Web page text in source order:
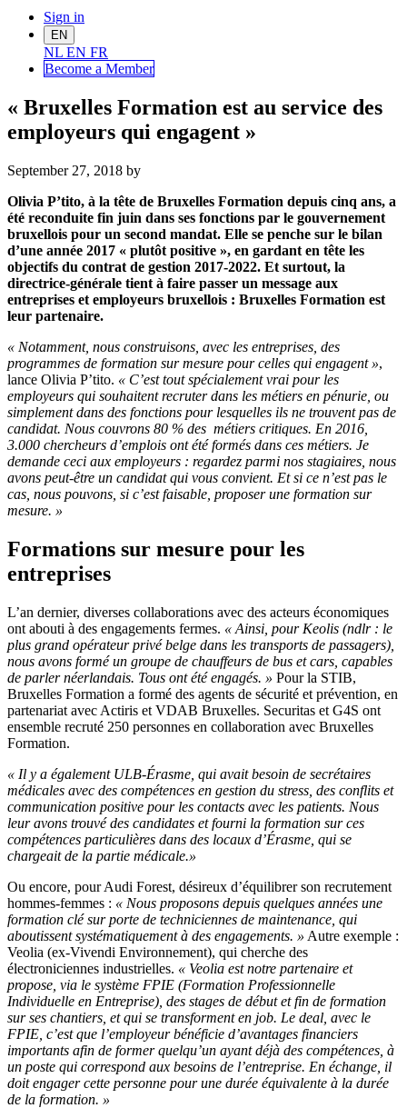
Sign in
EN
NL EN FR
Become a Member
« Bruxelles Formation est au service des
employeurs qui engagent »
September 27, 2018 by
Olivia P’tito, à la tête de Bruxelles Formation depuis cinq ans, a
été reconduite fin juin dans ses fonctions par le gouvernement
bruxellois pour un second mandat. Elle se penche sur le bilan
d’une année 2017 « plutôt positive », en gardant en tête les
objectifs du contrat de gestion 2017-2022. Et surtout, la
directrice-générale tient à faire passer un message aux
entreprises et employeurs bruxellois : Bruxelles Formation est
leur partenaire.
« Notamment, nous construisons, avec les entreprises, des
programmes de formation sur mesure pour celles qui engagent »,
lance Olivia P’tito. « C’est tout spécialement vrai pour les
employeurs qui souhaitent recruter dans les métiers en pénurie, ou
simplement dans des fonctions pour lesquelles ils ne trouvent pas de
candidat. Nous couvrons 80 % des métiers critiques. En 2016,
3.000 chercheurs d’emplois ont été formés dans ces métiers. Je
demande ceci aux employeurs : regardez parmi nos stagiaires, nous
avons peut-être un candidat qui vous convient. Et si ce n’est pas le
cas, nous pouvons, si c’est faisable, proposer une formation sur
mesure. »
Formations sur mesure pour les
entreprises
L’an dernier, diverses collaborations avec des acteurs économiques
ont abouti à des engagements fermes. « Ainsi, pour Keolis (ndlr : le
plus grand opérateur privé belge dans les transports de passagers),
nous avons formé un groupe de chauffeurs de bus et cars, capables
de parler néerlandais. Tous ont été engagés. » Pour la STIB,
Bruxelles Formation a formé des agents de sécurité et prévention, en
partenariat avec Actiris et VDAB Bruxelles. Securitas et G4S ont
ensemble recruté 250 personnes en collaboration avec Bruxelles
Formation.
« Il y a également ULB-Érasme, qui avait besoin de secrétaires
médicales avec des compétences en gestion du stress, des conflits et
communication positive pour les contacts avec les patients. Nous
leur avons trouvé des candidates et fourni la formation sur ces
compétences particulières dans des locaux d’Érasme, qui se
chargeait de la partie médicale.»
Ou encore, pour Audi Forest, désireux d’équilibrer son recrutement
hommes-femmes : « Nous proposons depuis quelques années une
formation clé sur porte de techniciennes de maintenance, qui
aboutissent systématiquement à des engagements. » Autre exemple :
Veolia (ex-Vivendi Environnement), qui cherche des
électroniciennes industrielles. « Veolia est notre partenaire et
propose, via le système FPIE (Formation Professionnelle
Individuelle en Entreprise), des stages de début et fin de formation
sur ses chantiers, et qui se transforment en job. Le deal, avec le
FPIE, c’est que l’employeur bénéficie d’avantages financiers
importants afin de former quelqu’un ayant déjà des compétences, à
un poste qui correspond aux besoins de l’entreprise. En échange, il
doit engager cette personne pour une durée équivalente à la durée
de la formation. »